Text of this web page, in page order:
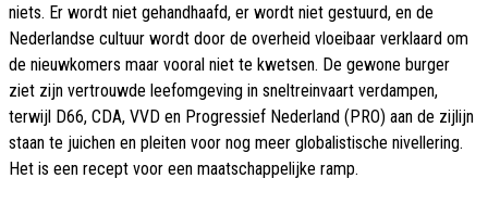
niets. Er wordt niet gehandhaafd, er wordt niet gestuurd, en de
Nederlandse cultuur wordt door de overheid vloeibaar verklaard om
de nieuwkomers maar vooral niet te kwetsen. De gewone burger
ziet zijn vertrouwde leefomgeving in sneltreinvaart verdampen,
terwijl D66, CDA, VVD en Progressief Nederland (PRO) aan de zijlijn
staan te juichen en pleiten voor nog meer globalistische nivellering.
Het is een recept voor een maatschappelijke ramp.